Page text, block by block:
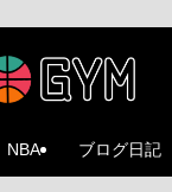
NBA ブログ日記